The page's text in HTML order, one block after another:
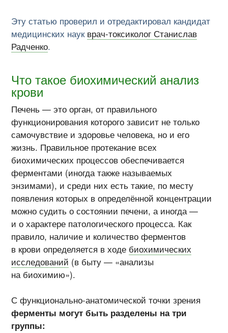
Эту статью проверил и отредактировал кандидат
медицинских наук врач-токсиколог Станислав
Радченко.
Что такое биохимический анализ
крови
Печень — это орган, от правильного
функционирования которого зависит не только
самочувствие и здоровье человека, но и его
жизнь. Правильное протекание всех
биохимических процессов обеспечивается
ферментами (иногда также называемых
энзимами), и среди них есть такие, по месту
появления которых в определённой концентрации
можно судить о состоянии печени, а иногда —
и о характере патологического процесса. Как
правило, наличие и количество ферментов
в крови определяется в ходе биохимических
исследований (в быту — «анализы
на биохимию»).
С функционально-анатомической точки зрения
ферменты могут быть разделены на три
группы: